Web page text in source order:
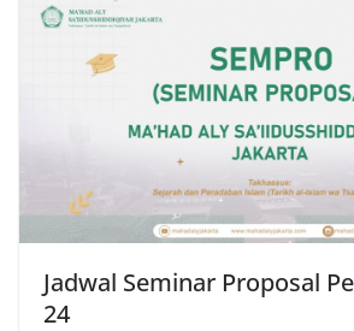
Jadwal Seminar Proposal
24